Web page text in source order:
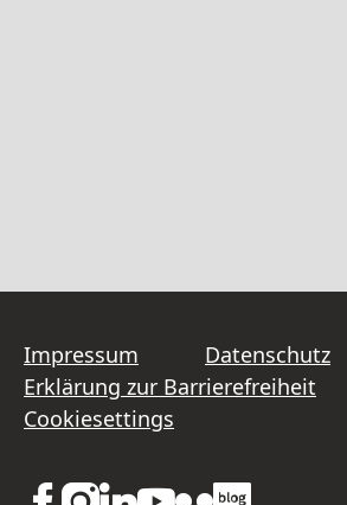
Impressum
Datenschutz
Erklärung zur Barrierefreiheit
Cookiesettings